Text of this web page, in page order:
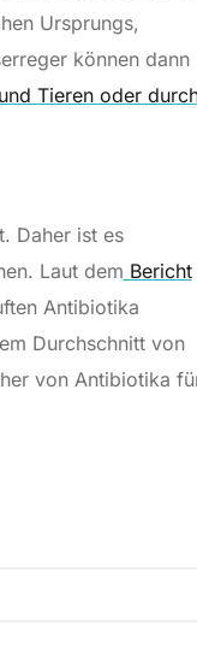
Ursprungs,
können dann
Tieren oder
Daher ist es
Laut dem Bericht
Antibiotika
Durchschnitt von
von Antibiotika